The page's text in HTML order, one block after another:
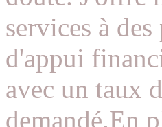
services à
d'appui
avec un taux
demandé.En